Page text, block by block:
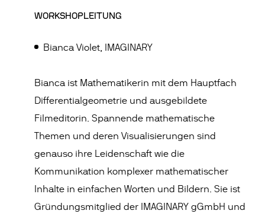
WORKSHOPLEITUNG
Bianca Violet, IMAGINARY
Bianca ist Mathematikerin mit dem Hauptfach
Differentialgeometrie und ausgebildete
Filmeditorin. Spannende mathematische
Themen und deren Visualisierungen sind
genauso ihre Leidenschaft wie die
Kommunikation komplexer mathematischer
Inhalte in einfachen Worten und Bildern. Sie ist
Gründungsmitglied der IMAGINARY gGmbH und